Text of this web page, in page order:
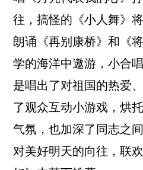
往 ，搞怪的《小人舞》
朗诵 《再别康桥》和 《
学的海洋中遨游 ，小合
是唱出了对祖国的热爱
了观众互动小游戏，烘
气氛，也加深了同志之
对美好明天的向往，联